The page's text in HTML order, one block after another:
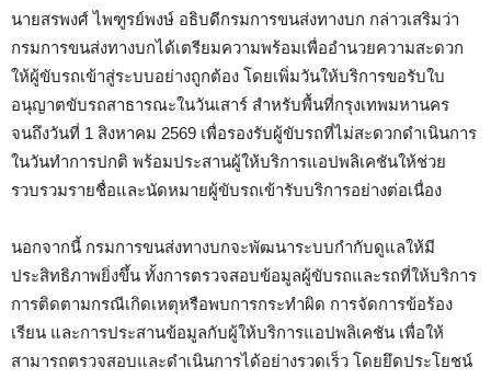
นายสรพงศ์ ไพฑูรย์พงษ์ อธิบดีกรมการขนส่งทางบก กล่าวเสริมว่า
กรมการขนส่งทางบกได้เตรียมความพร้อมเพื่ออำนวยความสะดวก
ให้ผู้ขับรถเข้าสู่ระบบอย่างถูกต้อง โดยเพิ่มวันให้บริการขอรับใบ
อนุญาตขับรถสาธารณะในวันเสาร์ สำหรับพื้นที่กรุงเทพมหานคร
จนถึงวันที่ 1 สิงหาคม 2569 เพื่อรองรับผู้ขับรถที่ไม่สะดวกดำเนินการ
ในวันทำการปกติ พร้อมประสานผู้ให้บริการแอปพลิเคชันให้ช่วย
รวบรวมรายชื่อและนัดหมายผู้ขับรถเข้ารับบริการอย่างต่อเนื่อง
นอกจากนี้ กรมการขนส่งทางบกจะพัฒนาระบบกำกับดูแลให้มี
ประสิทธิภาพยิ่งขึ้น ทั้งการตรวจสอบข้อมูลผู้ขับรถและรถที่ให้บริการ
การติดตามกรณีเกิดเหตุหรือพบการกระทำผิด การจัดการข้อร้อง
เรียน และการประสานข้อมูลกับผู้ให้บริการแอปพลิเคชัน เพื่อให้
สามารถตรวจสอบและดำเนินการได้อย่างรวดเร็ว โดยยึดประโยชน์